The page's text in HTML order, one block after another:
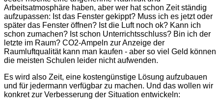
Arbeitsatmosphäre haben, aber wer hat schon Zeit ständig
aufzupassen: Ist das Fenster gekippt? Muss ich es jetzt oder
später das Fenster öffnen? Ist die Luft noch ok? Kann ich
schon zumachen? Ist schon Unterrichtsschluss? Bin ich der
letzte im Raum? CO2-Ampeln zur Anzeige der
Raumluftqualität kann man kaufen - aber so viel Geld können
die meisten Schulen leider nicht aufwenden.
Es wird also Zeit, eine kostengünstige Lösung aufzubauen
und für jedermann verfügbar zu machen. Und das wollen wir
konkret zur Verbesserung der Situation entwickeln: